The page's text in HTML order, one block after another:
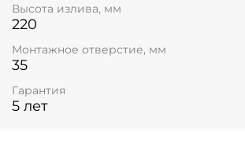
Высота излива, мм
220
Монтажное отверстие, мм
35
Гарантия
5 лет